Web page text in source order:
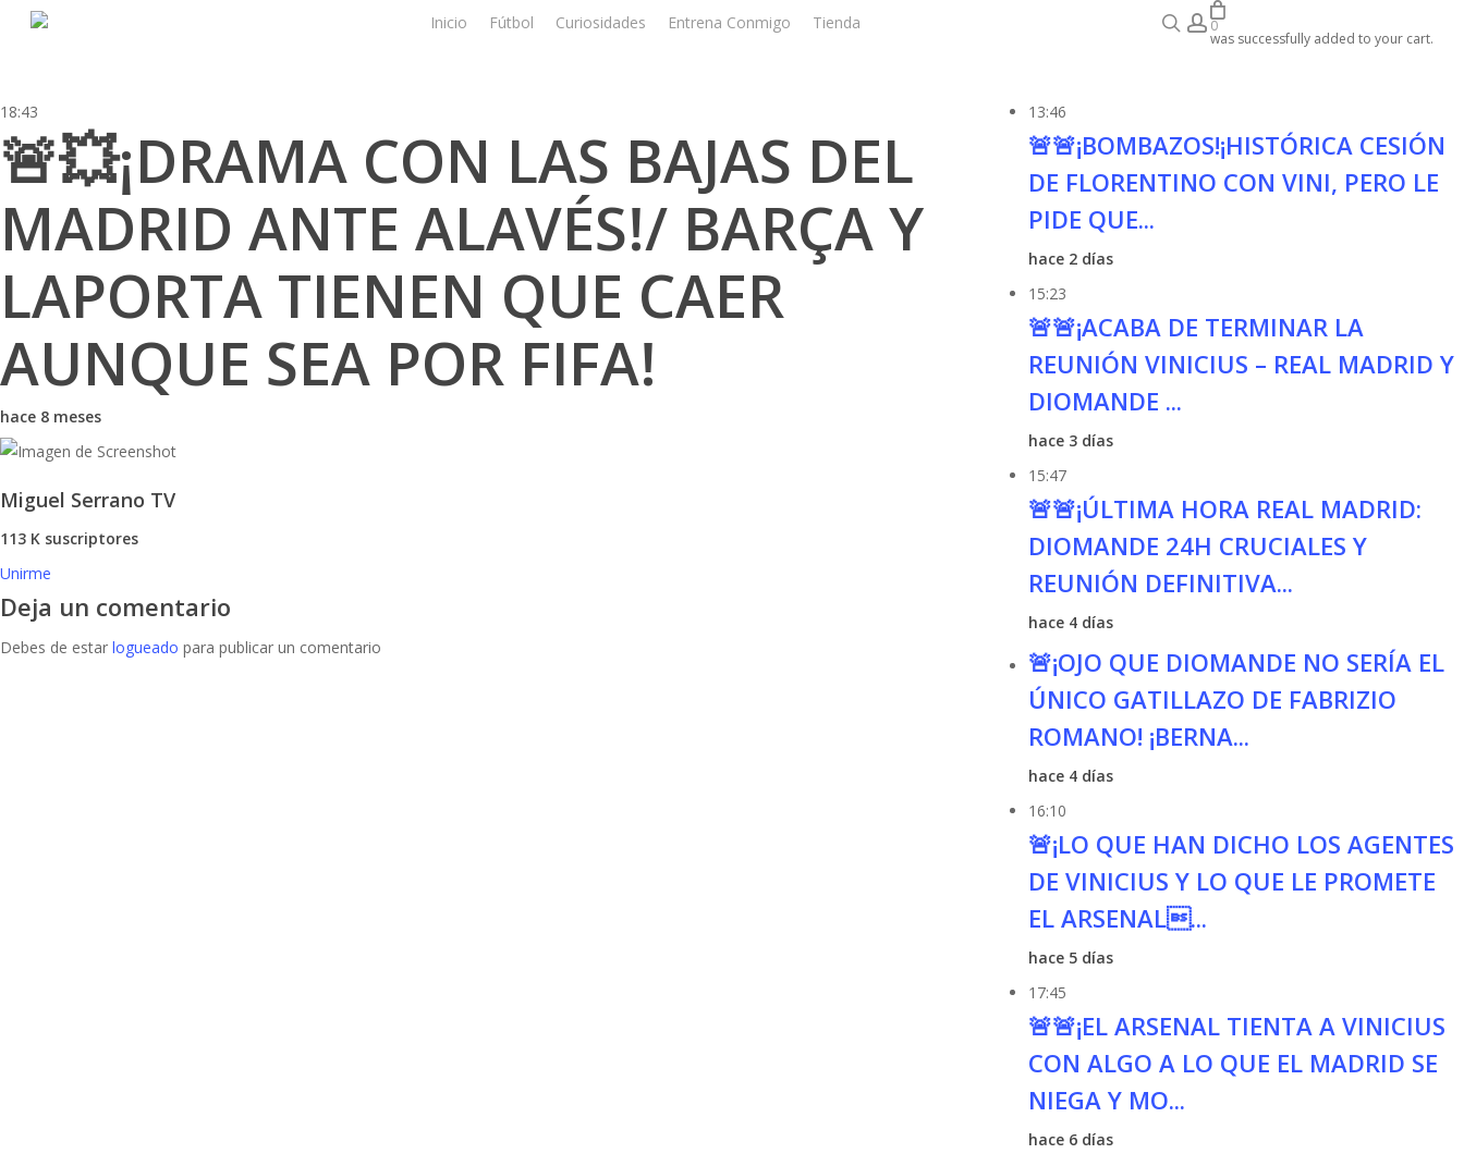
Inicio Fútbol Curiosidades Entrena Conmigo Tienda searchaccount
0
was successfully added to your cart.
18:43
🚨💥¡DRAMA CON LAS BAJAS DEL
MADRID ANTE ALAVÉS!/ BARÇA Y
LAPORTA TIENEN QUE CAER
AUNQUE SEA POR FIFA!
hace 8 meses
Miguel Serrano TV
113 K suscriptores
Unirme
Deja un comentario
Debes de estar logueado para publicar un comentario
13:46
🚨🚨¡BOMBAZOS!¡HISTÓRICA CESIÓN
DE FLORENTINO CON VINI, PERO LE
PIDE QUE...
hace 2 días
15:23
🚨🚨¡ACABA DE TERMINAR LA
REUNIÓN VINICIUS – REAL MADRID Y
DIOMANDE ...
hace 3 días
15:47
🚨🚨¡ÚLTIMA HORA REAL MADRID:
DIOMANDE 24H CRUCIALES Y
REUNIÓN DEFINITIVA...
hace 4 días
🚨¡OJO QUE DIOMANDE NO SERÍA EL
ÚNICO GATILLAZO DE FABRIZIO
ROMANO! ¡BERNA...
hace 4 días
16:10
🚨¡LO QUE HAN DICHO LOS AGENTES
DE VINICIUS Y LO QUE LE PROMETE
EL ARSENAL...
hace 5 días
17:45
🚨🚨¡EL ARSENAL TIENTA A VINICIUS
CON ALGO A LO QUE EL MADRID SE
NIEGA Y MO...
hace 6 días